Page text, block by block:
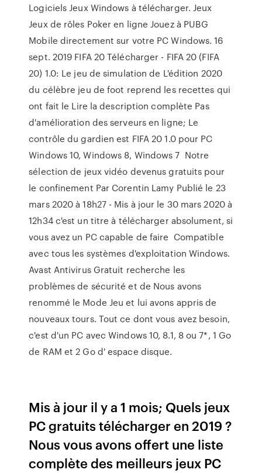
Logiciels Jeux Windows à télécharger. Jeux
Jeux de rôles Poker en ligne Jouez à PUBG
Mobile directement sur votre PC Windows. 16
sept. 2019 FIFA 20 Télécharger - FIFA 20 (FIFA
20) 1.0: Le jeu de simulation de L'édition 2020
du célèbre jeu de foot reprend les recettes qui
ont fait le Lire la description complète Pas
d'amélioration des serveurs en ligne; Le
contrôle du gardien est FIFA 20 1.0 pour PC
Windows 10, Windows 8, Windows 7 Notre
sélection de jeux vidéo devenus gratuits pour
le confinement Par Corentin Lamy Publié le 23
mars 2020 à 18h27 - Mis à jour le 30 mars 2020 à
12h34 c'est un titre à télécharger absolument, si
vous avez un PC capable de faire Compatible
avec tous les systèmes d'exploitation Windows.
Avast Antivirus Gratuit recherche les
problèmes de sécurité et de Nous avons
renommé le Mode Jeu et lui avons appris de
nouveaux tours. Tout ce dont vous avez besoin,
c'est d'un PC avec Windows 10, 8.1, 8 ou 7*, 1 Go
de RAM et 2 Go d' espace disque.
Mis à jour il y a 1 mois; Quels jeux
PC gratuits télécharger en 2019 ?
Nous vous avons offert une liste
complète des meilleurs jeux PC